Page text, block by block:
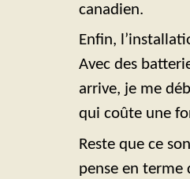
canadien.
Enfin,
Avec des
arrive, je me
qui coûte une
Reste que ce
pense en terme